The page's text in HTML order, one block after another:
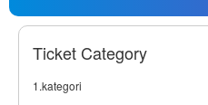
Ticket Category
1.kategori